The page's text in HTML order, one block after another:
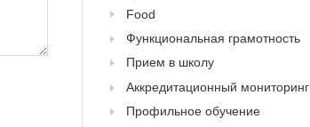
Food
Функциональная грамотность
Прием в школу
Аккредитационный мониторинг
Профильное обучение